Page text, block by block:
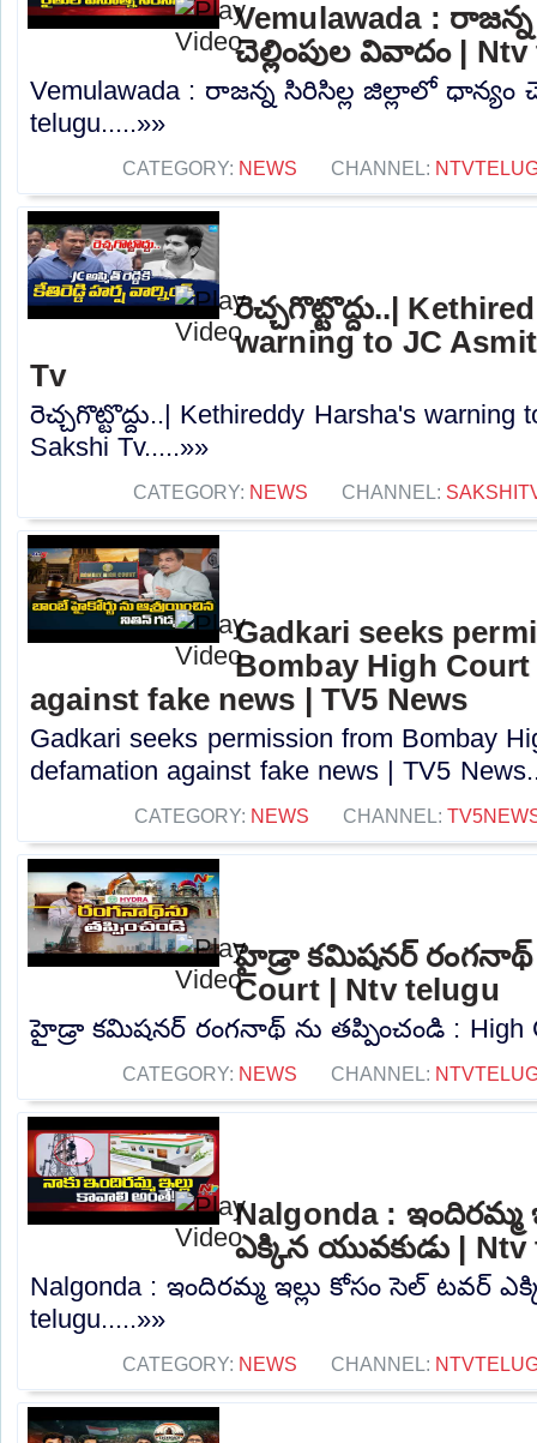
Vemulawada :
చెల్లింపుల వివాదం |
Vemulawada : రాజన్న సిరిసిల్ల జిల్లాలో ధాన్యం
telugu.....»»
CATEGORY: NEWS CHANNEL:
రెచ్చగొట్టొద్దు..|
warning to JC
Tv
రెచ్చగొట్టొద్దు..| Kethireddy Harsha's warning
Sakshi Tv.....»»
CATEGORY: NEWS CHANNEL:
Gadkari seeks
Bombay High
against fake news | TV5 News
Gadkari seeks permission from Bombay
defamation against fake news | TV5
CATEGORY: NEWS CHANNEL:
హైడ్రా కమిషనర్ రంగనాథ్
Court | Ntv telugu
హైడ్రా కమిషనర్ రంగనాథ్ ను తప్పించండి : High
CATEGORY: NEWS CHANNEL:
Nalgonda : ఇందిరమ్మ
ఎక్కిన యువకుడు | Ntv
Nalgonda : ఇందిరమ్మ ఇల్లు కోసం సెల్ టవర్
telugu.....»»
CATEGORY: NEWS CHANNEL: